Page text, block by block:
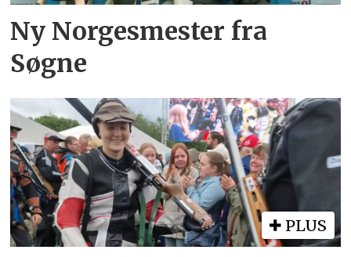
Ny Norgesmester fra
Søgne
PLUS